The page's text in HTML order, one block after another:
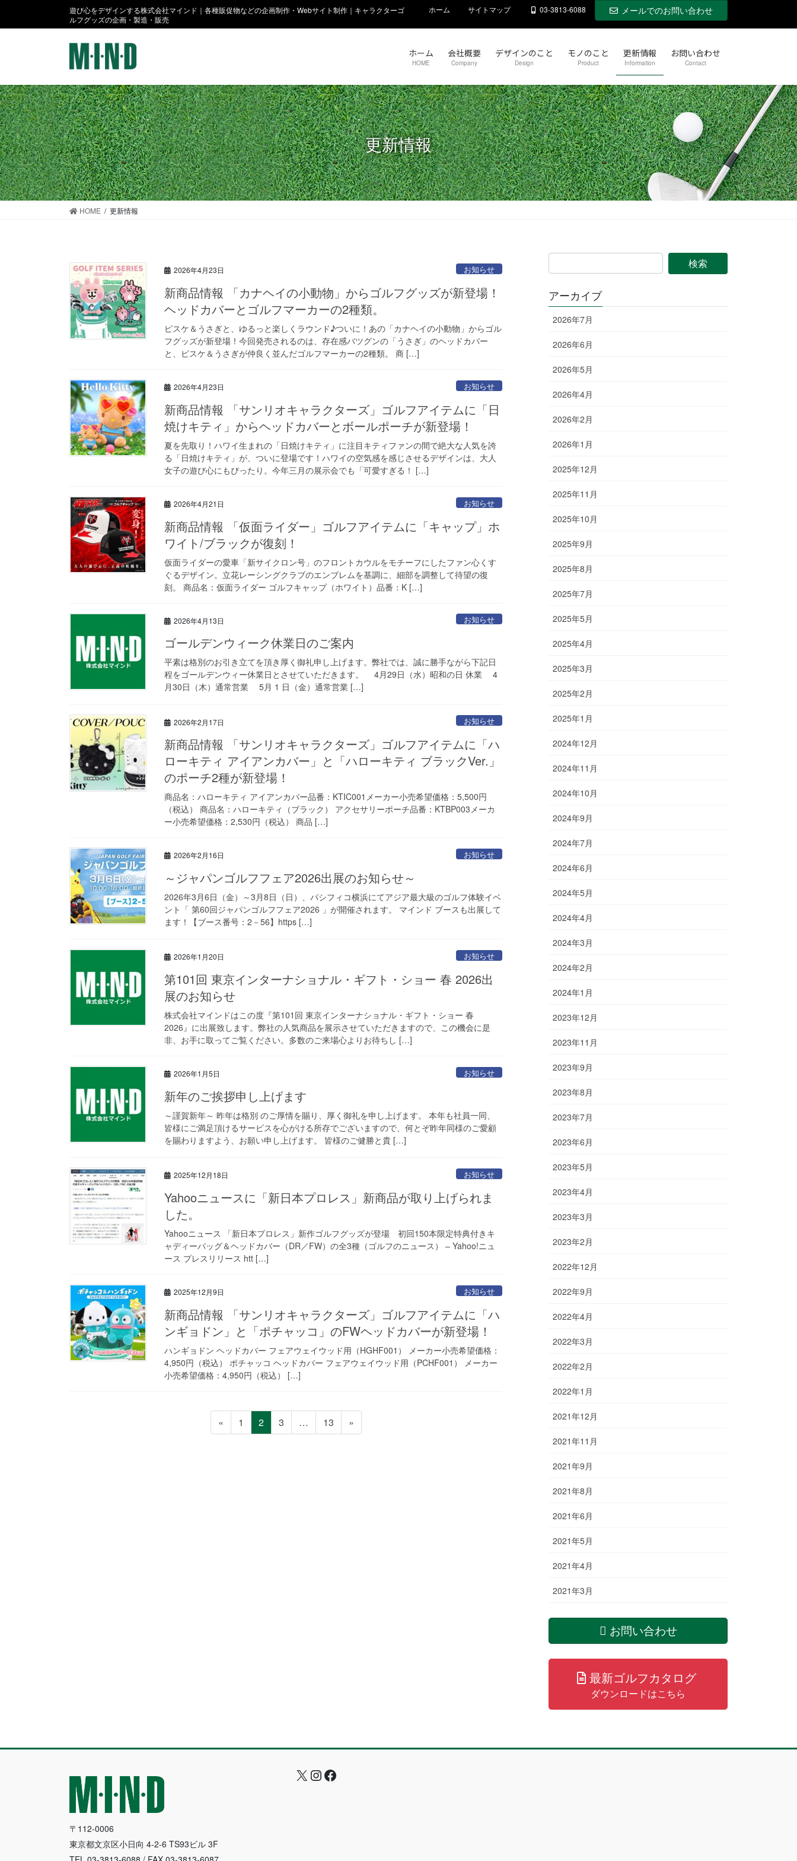
移
動
ン
に
移
動
遊び心をデザインする株式会社マインド｜各種販促物などの企画制作・Webサイト制作｜キャラクターゴ
ルフグッズの企画・製造・販売
ホーム サイトマップ 03-3813-6088 メールでのお問い合わせ
ホーム
HOME
会社概要
Company
デザインのこと
Design
モノのこと
Product
更新情報
Information
お問い合わせ
Contact
更新情報
HOME 更新情報
2026年4月23日 お知らせ
新商品情報 「カナヘイの小動物」からゴルフグッズが新登場！
ヘッドカバーとゴルフマーカーの2種類。
ピスケ＆うさぎと、ゆるっと楽しくラウンド♪ついに！あの「カナヘイの小動物」からゴル
フグッズが新登場！今回発売されるのは、存在感バツグンの「うさぎ」のヘッドカバー
と、ピスケ＆うさぎが仲良く並んだゴルフマーカーの2種類。 商 […]
2026年4月23日 お知らせ
新商品情報 「サンリオキャラクターズ」ゴルフアイテムに「日
焼けキティ」からヘッドカバーとボールポーチが新登場！
夏を先取り！ハワイ生まれの「日焼けキティ」に注目キティファンの間で絶大な人気を誇
る「日焼けキティ」が、ついに登場です！ハワイの空気感を感じさせるデザインは、大人
女子の遊び心にもぴったり。今年三月の展示会でも「可愛すぎる！ […]
2026年4月21日 お知らせ
新商品情報 「仮面ライダー」ゴルフアイテムに「キャップ」ホ
ワイト/ブラックが復刻！
仮面ライダーの愛車「新サイクロン号」のフロントカウルをモチーフにしたファン心くす
ぐるデザイン。立花レーシングクラブのエンブレムを基調に、細部を調整して待望の復
刻。 商品名：仮面ライダー ゴルフキャップ（ホワイト）品番：K […]
2026年4月13日 お知らせ
ゴールデンウィーク休業日のご案内
平素は格別のお引き立てを頂き厚く御礼申し上げます。弊社では、誠に勝手ながら下記日
程をゴールデンウィー休業日とさせていただきます。 4月29日（水）昭和の日 休業 4
月30日（木）通常営業 5月 1 日（金）通常営業 […]
2026年2月17日 お知らせ
新商品情報 「サンリオキャラクターズ」ゴルフアイテムに「ハ
ローキティ アイアンカバー」と「ハローキティ ブラックVer.」
のポーチ2種が新登場！
商品名：ハローキティ アイアンカバー品番：KTIC001メーカー小売希望価格：5,500円
（税込） 商品名：ハローキティ（ブラック） アクセサリーポーチ品番：KTBP003メーカ
ー小売希望価格：2,530円（税込） 商品 […]
2026年2月16日 お知らせ
～ジャパンゴルフフェア2026出展のお知らせ～
2026年3月6日（金）～3月8日（日）、パシフィコ横浜にてアジア最大級のゴルフ体験イベ
ント「 第60回ジャパンゴルフフェア2026 」が開催されます。 マインド ブースも出展して
ます！【ブース番号：2－56】https […]
2026年1月20日 お知らせ
第101回 東京インターナショナル・ギフト・ショー 春 2026出
展のお知らせ
株式会社マインドはこの度『第101回 東京インターナショナル・ギフト・ショー 春
2026』に出展致します。弊社の人気商品を展示させていただきますので、この機会に是
非、お手に取ってご覧ください。多数のご来場心よりお待ちし […]
2026年1月5日 お知らせ
新年のご挨拶申し上げます
～謹賀新年～ 昨年は格別 のご厚情を賜り、厚く御礼を申し上げます。 本年も社員一同、
皆様にご満足頂けるサービスを心がける所存でございますので、何とぞ昨年同様のご愛顧
を賜わりますよう、お願い申し上げます。 皆様のご健勝と貴 […]
2025年12月18日 お知らせ
Yahooニュースに「新日本プロレス」新商品が取り上げられま
した。
Yahooニュース 「新日本プロレス」新作ゴルフグッズが登場 初回150本限定特典付きキ
ャディーバッグ＆ヘッドカバー（DR／FW）の全3種（ゴルフのニュース） – Yahoo!ニュ
ース プレスリリース htt […]
2025年12月9日 お知らせ
新商品情報 「サンリオキャラクターズ」ゴルフアイテムに「ハ
ンギョドン」と「ポチャッコ」のFWヘッドカバーが新登場！
ハンギョドン ヘッドカバー フェアウェイウッド用（HGHF001） メーカー小売希望価格：
4,950円（税込） ポチャッコ ヘッドカバー フェアウェイウッド用（PCHF001） メーカー
小売希望価格：4,950円（税込） […]
«
ペ
ー
1
ペ
ー
2
ペ
ー
3 …
ペ
ー
13 »
アーカイブ
2026年7月
2026年6月
2026年5月
2026年4月
2026年2月
2026年1月
2025年12月
2025年11月
2025年10月
2025年9月
2025年8月
2025年7月
2025年5月
2025年4月
2025年3月
2025年2月
2025年1月
2024年12月
2024年11月
2024年10月
2024年9月
2024年7月
2024年6月
2024年5月
2024年4月
2024年3月
2024年2月
2024年1月
2023年12月
2023年11月
2023年9月
2023年8月
2023年7月
2023年6月
2023年5月
2023年4月
2023年3月
2023年2月
2022年12月
2022年9月
2022年4月
2022年3月
2022年2月
2022年1月
2021年12月
2021年11月
2021年9月
2021年8月
2021年6月
2021年5月
2021年4月
2021年3月
お問い合わせ
最新ゴルフカタログ
ダウンロードはこちら
〒112-0006
東京都文京区小日向 4-2-6 TS93ビル 3F
X Instagram
Facebook